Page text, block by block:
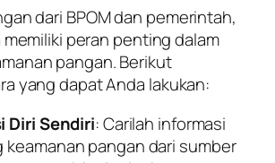
dari BPOM dan pemerintah,
peran penting dalam
pangan. Berikut
yang dapat Anda lakukan:
Diri Sendiri: Carilah informasi
pangan dari sumber